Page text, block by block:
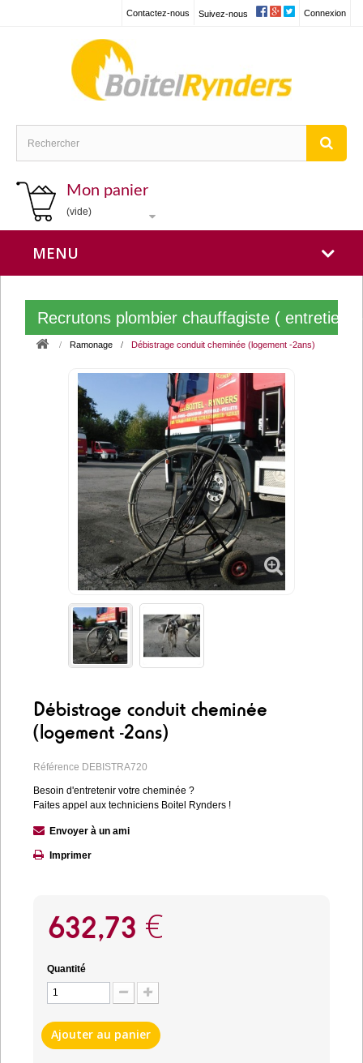
Connexion
Suivez-nous
Contactez-nous
Mon panier
(vide)
MENU
Recrutons plombier chauffagiste ( entretien
Ramonage Débistrage conduit cheminée (logement -2ans)
Débistrage conduit cheminée
(logement -2ans)
Référence DEBISTRA720
Besoin d'entretenir votre cheminée ?
Faites appel aux techniciens Boitel Rynders !
Envoyer à un ami
Imprimer
632,73 €
Quantité
Ajouter au panier